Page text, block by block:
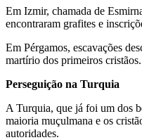
Em Izmir, chamada de
encontraram grafites e
Em Pérgamos, escavações
martírio dos primeiros cristãos.
Perseguição na Turquia
A Turquia, que já foi um dos
maioria muçulmana e os
autoridades.